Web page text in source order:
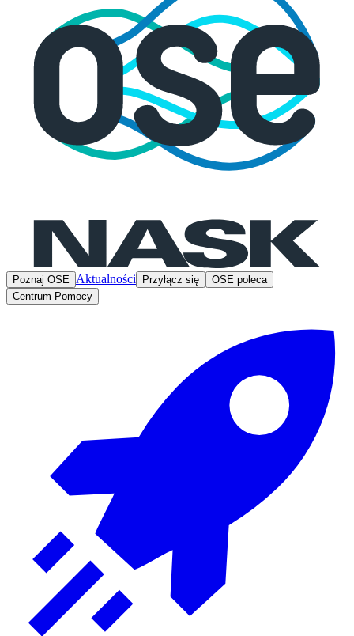
Poznaj OSE Aktualności Przyłącz się
OSE poleca
Centrum Pomocy